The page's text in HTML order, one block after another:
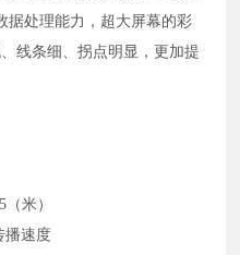
据处理能力，超大屏幕的彩
线条细、拐点明显，更加提
米）
播速度